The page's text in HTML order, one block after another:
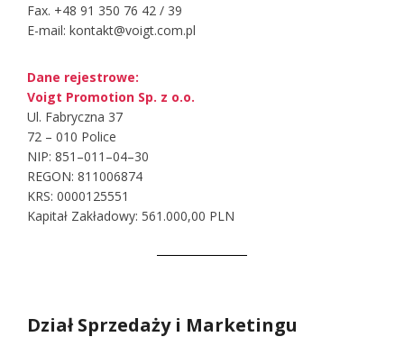
Fax. +48 91 350 76 42 / 39
E-mail: kontakt@voigt.com.pl
Dane rejestrowe:
Voigt Promotion Sp. z o.o.
Ul. Fabryczna 37
72 – 010 Police
NIP: 851–011–04–30
REGON: 811006874
KRS: 0000125551
Kapitał Zakładowy: 561.000,00 PLN
Dział Sprzedaży i Marketingu